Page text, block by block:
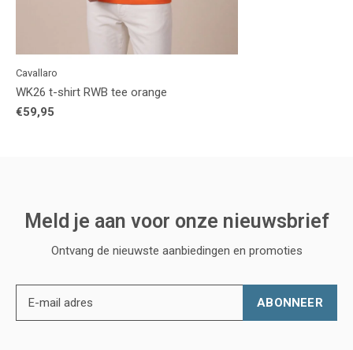
Cavallaro
WK26 t-shirt RWB tee orange
€59,95
Meld je aan voor onze nieuwsbrief
Ontvang de nieuwste aanbiedingen en promoties
ABONNEER